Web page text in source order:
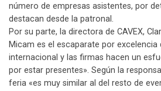
número de empresas asistentes, por
destacan desde la patronal.
Por su parte, la directora de CAVEX,
Micam es el escaparate por excelencia
internacional y las firmas hacen un
por estar presentes». Según la
feria «es muy similar al del resto de